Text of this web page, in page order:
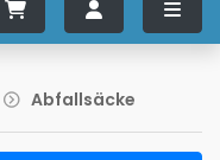
Abfallsäcke